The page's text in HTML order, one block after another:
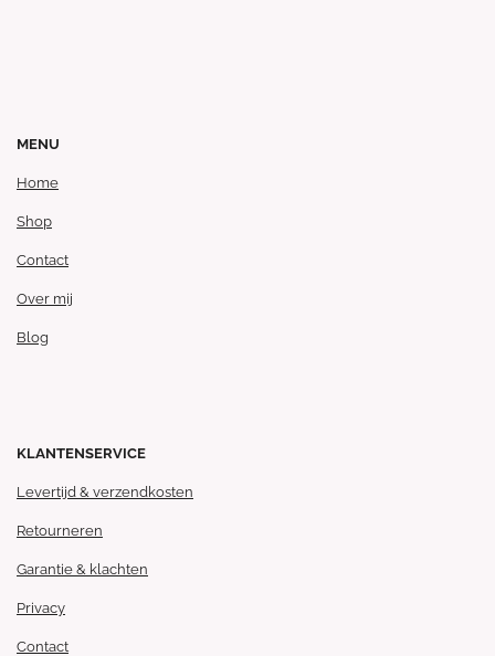
MENU
Home
Shop
Contact
Over mij
Blog
KLANTENSERVICE
Levertijd & verzendkosten
Retourneren
Garantie & klachten
Privacy
Contact